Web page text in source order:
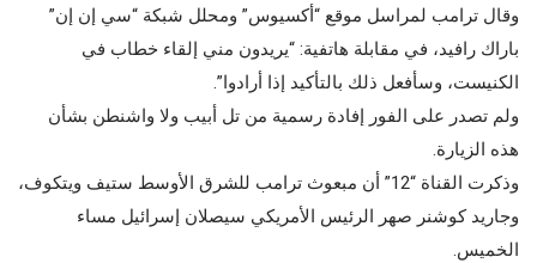
وقال ترامب لمراسل موقع “أكسيوس” ومحلل شبكة “سي إن إن”
باراك رافيد، في مقابلة هاتفية: “يريدون مني إلقاء خطاب في
الكنيست، وسأفعل ذلك بالتأكيد إذا أرادوا”.
ولم تصدر على الفور إفادة رسمية من تل أبيب ولا واشنطن بشأن
هذه الزيارة.
وذكرت القناة “12” أن مبعوث ترامب للشرق الأوسط ستيف ويتكوف،
وجاريد كوشنر صهر الرئيس الأمريكي سيصلان إسرائيل مساء
الخميس.